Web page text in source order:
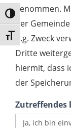
Umschalten auf
Schrift vergrößern
genommen.
der
o.g. Zweck
Dritte
hiermit, dass
der
Zutreffendes